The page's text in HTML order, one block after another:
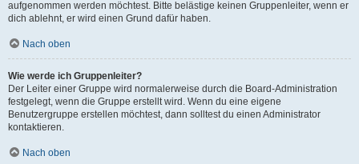
aufgenommen werden möchtest. Bitte belästige keinen Gruppenleiter, wenn er
dich ablehnt, er wird einen Grund dafür haben.
Nach oben
Wie werde ich Gruppenleiter?
Der Leiter einer Gruppe wird normalerweise durch die Board-Administration
festgelegt, wenn die Gruppe erstellt wird. Wenn du eine eigene
Benutzergruppe erstellen möchtest, dann solltest du einen Administrator
kontaktieren.
Nach oben